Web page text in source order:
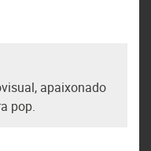
apaixonado
pop.